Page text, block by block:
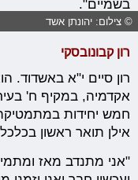
בשמיים".
© צילום: יהונתן אשד
רון קבונובסקי
אקדמיה, במקיף ח'
חמש יחידות במתמטיקה
אילן תואר ראשון
"אני מתנדב מאז